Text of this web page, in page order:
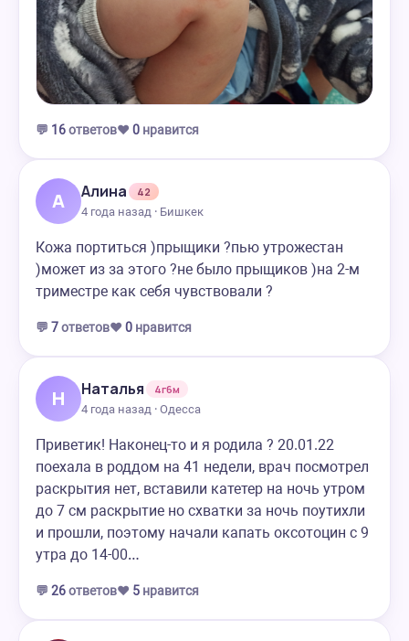
💬 16ответов❤️ 0 нравится
А Алина
42
4 года назад · Бишкек
Кожа портиться )прыщики ?пью утрожестан
)может из за этого ?не было прыщиков )на 2-м
триместре как себя чувствовали ?
💬 7ответов❤️ 0 нравится
Н Наталья
4г6м
4 года назад · Одесса
Приветик! Наконец-то и я родила ? 20.01.22
поехала в роддом на 41 недели, врач посмотрел
раскрытия нет, вставили катетер на ночь утром
до 7 см раскрытие но схватки за ночь поутихли
и прошли, поэтому начали капать оксотоцин с 9
утра до 14-00…
💬 26ответов❤️ 5 нравится